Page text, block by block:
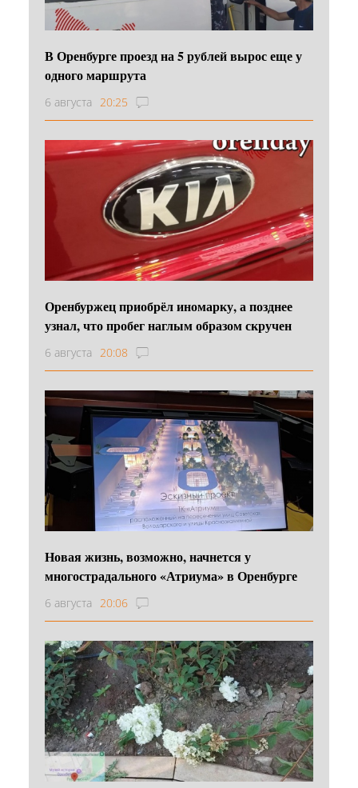
В Оренбурге проезд на 5 рублей вырос еще у
одного маршрута
6 августа 20:25
Оренбуржец приобрёл иномарку, а позднее
узнал, что пробег наглым образом скручен
6 августа 20:08
Новая жизнь, возможно, начнется у
многострадального «Атриума» в Оренбурге
6 августа 20:06